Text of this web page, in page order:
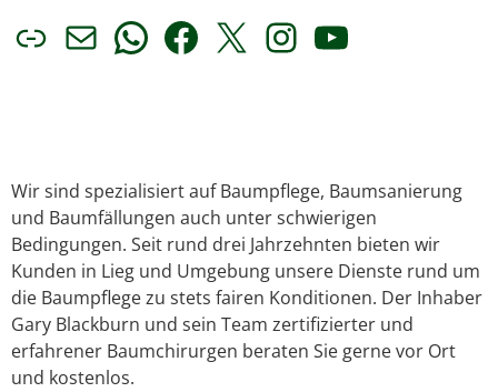
LinkE-Mail
WhatsApp
Facebook
X Instagram
YouTube
Wir sind spezialisiert auf Baumpflege, Baumsanierung
und Baumfällungen auch unter schwierigen
Bedingungen. Seit rund drei Jahrzehnten bieten wir
Kunden in Lieg und Umgebung unsere Dienste rund um
die Baumpflege zu stets fairen Konditionen. Der Inhaber
Gary Blackburn und sein Team zertifizierter und
erfahrener Baumchirurgen beraten Sie gerne vor Ort
und kostenlos.